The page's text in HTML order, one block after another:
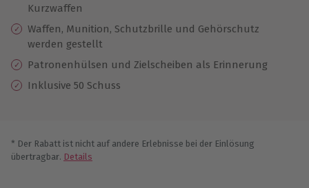
Kurzwaffen
Waffen, Munition, Schutzbrille und Gehörschutz
werden gestellt
Patronenhülsen und Zielscheiben als Erinnerung
Inklusive 50 Schuss
* Der Rabatt ist nicht auf andere Erlebnisse bei der Einlösung
übertragbar. Details